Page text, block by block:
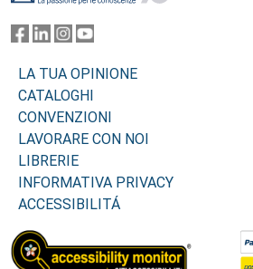
LA TUA OPINIONE
CATALOGHI
CONVENZIONI
LAVORARE CON NOI
LIBRERIE
INFORMATIVA PRIVACY
ACCESSIBILITÁ